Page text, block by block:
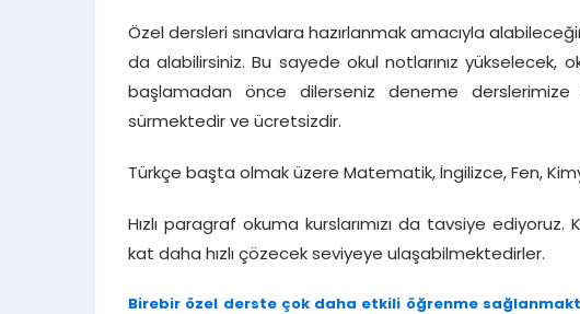
Özel dersleri sınavlara hazırlanmak amacıyla
da alabilirsiniz. Bu sayede okul notlarınız yükselecek,
başlamadan önce dilerseniz deneme derslerimize
sürmektedir ve ücretsizdir.
Türkçe başta olmak üzere Matematik, İngilizce, Fen,
Hızlı paragraf okuma kurslarımızı da tavsiye ediyoruz.
kat daha hızlı çözecek seviyeye ulaşabilmektedirler.
Birebir özel derste çok daha etkili öğrenme